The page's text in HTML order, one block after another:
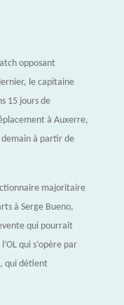
opposant
le capitaine
15 jours de
à Auxerre,
demain à partir de
majoritaire
à Serge Bueno,
qui pourrait
qui s’opère par
qui détient